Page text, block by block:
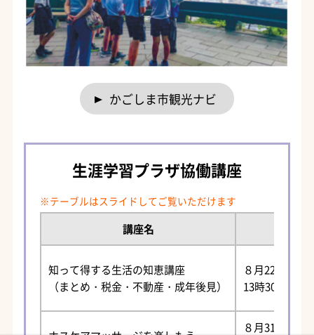
かごしま市観光ナビ
生涯学習プラザ協働講座
講座名
知って得する生活の知恵講座
（まとめ・税金・不動産・成年後見）
８月22日（金
13時30分～15
８月31日、９